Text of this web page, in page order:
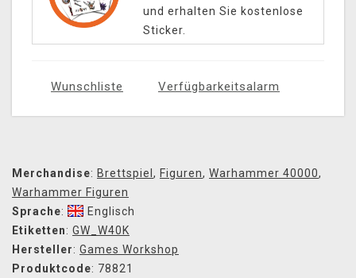
und erhalten Sie kostenlose
Sticker.
Wunschliste Verfügbarkeitsalarm
Merchandise: Brettspiel , Figuren, Warhammer 40000,
Warhammer Figuren
Sprache:
Englisch
Etiketten: GW_W40K
Hersteller: Games Workshop
Produktcode: 78821